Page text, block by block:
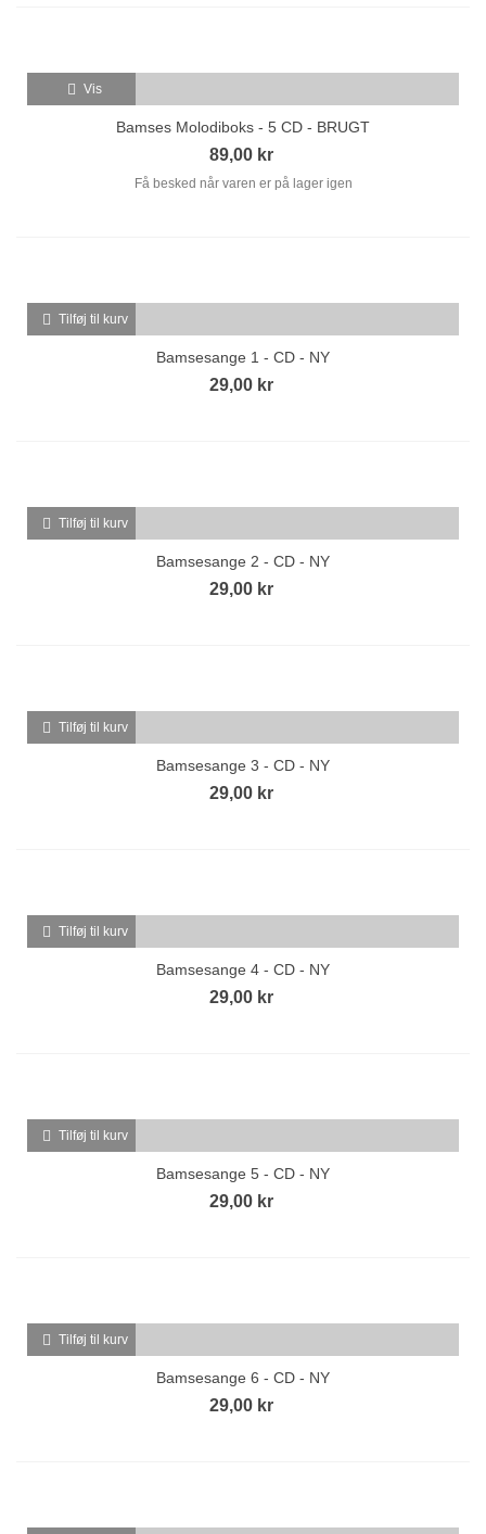
Vis
Bamses Molodiboks - 5 CD - BRUGT
89,00 kr
Få besked når varen er på lager igen
Tilføj til kurv
Bamsesange 1 - CD - NY
29,00 kr
Tilføj til kurv
Bamsesange 2 - CD - NY
29,00 kr
Tilføj til kurv
Bamsesange 3 - CD - NY
29,00 kr
Tilføj til kurv
Bamsesange 4 - CD - NY
29,00 kr
Tilføj til kurv
Bamsesange 5 - CD - NY
29,00 kr
Tilføj til kurv
Bamsesange 6 - CD - NY
29,00 kr